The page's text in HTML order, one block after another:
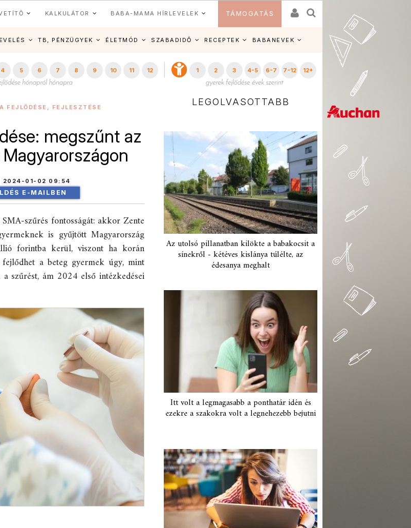
KALKULÁTOR BABA-MAMA HÍRLEVELEK TÁMOGATÁS
TB, PÉNZÜGYEK ÉLETMÓD SZABADIDŐ RECEPTEK BABANEVEK
4 5 6 7 8 9 10 11 12 1 2 3 4-5 6-7 7-12 12+
FEJLŐDÉSE, FEJLESZTÉSE
megszűnt az
2024-01-02 09:54
E-MAILBEN
szűrés fontosságát: akkor Zente
is gyűjtött Magyarország
forintba kerül, viszont ha korán
a beteg gyermek úgy, mint
szűrést, ám 2024 első intézkedései
LEGOLVASOTTABB
Az utolsó pillanatban kilökte a babakocsit a
sínekről - kétéves kislánya túlélte, az
édesanya meghalt
Itt volt a legmagasabb a ponthatár idén és
ezekre a szakokra volt a legnehezebb bejutni